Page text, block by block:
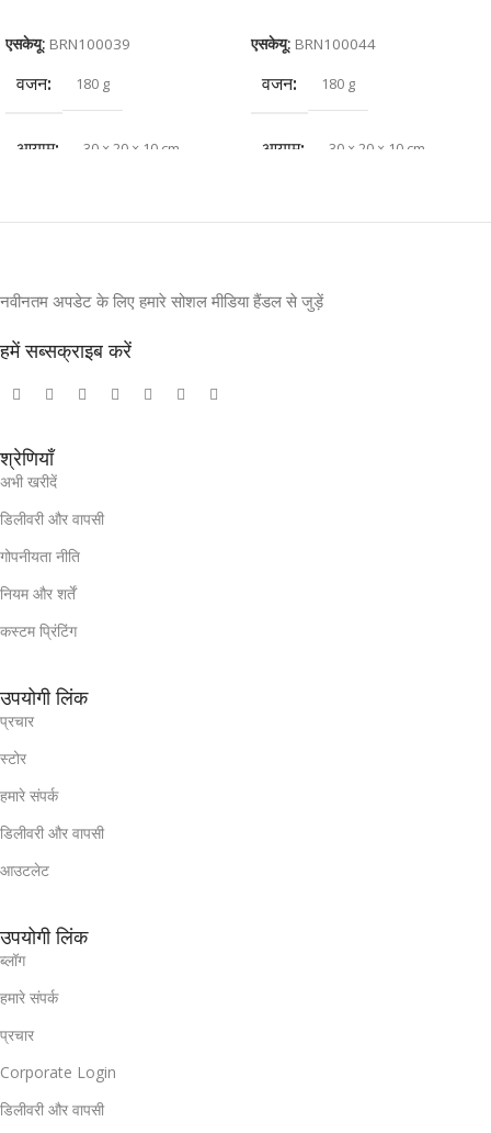
एसकेयू: BRN100039
वजन 180 g
आयाम 30 × 20 × 10 cm
एसकेयू: BRN100044
वजन 180 g
आयाम 30 × 20 × 10 cm
नवीनतम अपडेट के लिए हमारे सोशल मीडिया हैंडल से जुड़ें
हमें सब्सक्राइब करें
श्रेणियाँ
अभी खरीदें
डिलीवरी और वापसी
गोपनीयता नीति
नियम और शर्तें
कस्टम प्रिंटिंग
उपयोगी लिंक
प्रचार
स्टोर
हमारे संपर्क
डिलीवरी और वापसी
आउटलेट
उपयोगी लिंक
ब्लॉग
हमारे संपर्क
प्रचार
Corporate Login
डिलीवरी और वापसी